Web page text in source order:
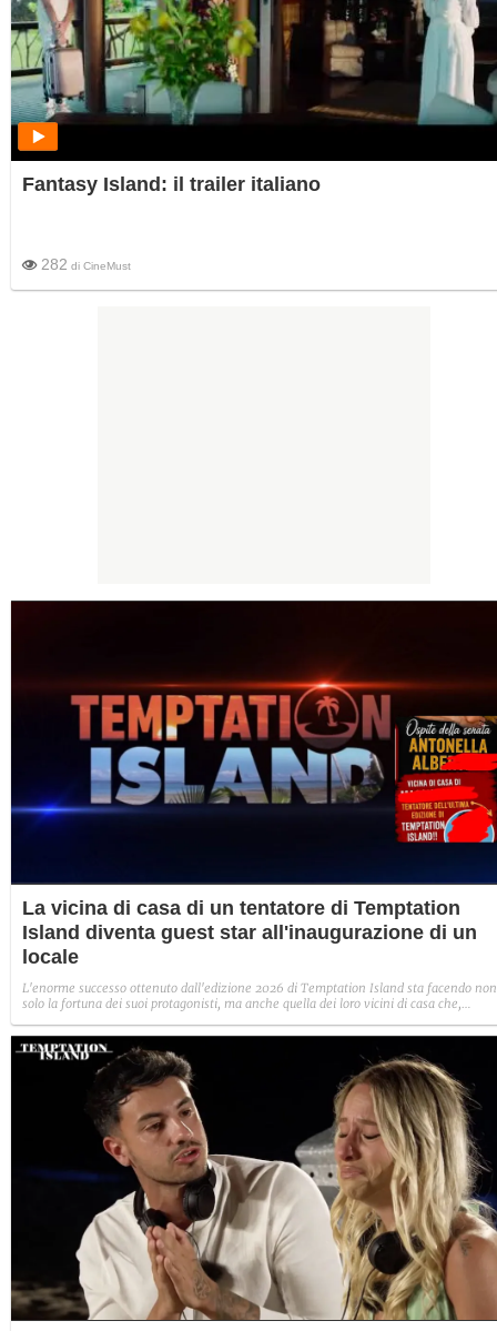
Fantasy Island: il trailer italiano
282 di CineMust
La vicina di casa di un tentatore di Temptation
Island diventa guest star all'inaugurazione di un
locale
L'enorme successo ottenuto dall'edizione 2026 di Temptation Island sta facendo non
solo la fortuna dei suoi protagonisti, ma anche quella dei loro vicini di casa che,